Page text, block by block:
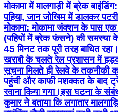
मोकामा में मालगाड़ी में ब्रेक
पहिया, जान जोखिम में डालकर
मोकामा: मोकामा जंक्शन के पास एक
(पहियों में ब्रेक फंसने) की समस्या
45 मिनट तक पूरी तरह बाधित
खराबी के चलते रेल प्रशासन में
सूचना मिलते ही रेलवे के तकनीकी
पहुंची और काफी मशक्कत के बाद
रवाना किया गया। ​इस घटना के
कुमार ने बताया कि लगातार